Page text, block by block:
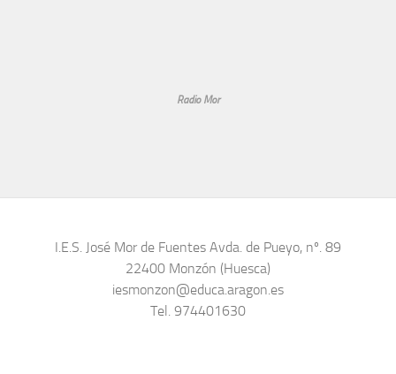
Radio Mor
I.E.S. José Mor de Fuentes Avda. de Pueyo, nº. 89
22400 Monzón (Huesca)
iesmonzon@educa.aragon.es
Tel. 974401630